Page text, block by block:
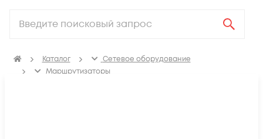
Каталог
Сетевое оборудование
Маршрутизаторы